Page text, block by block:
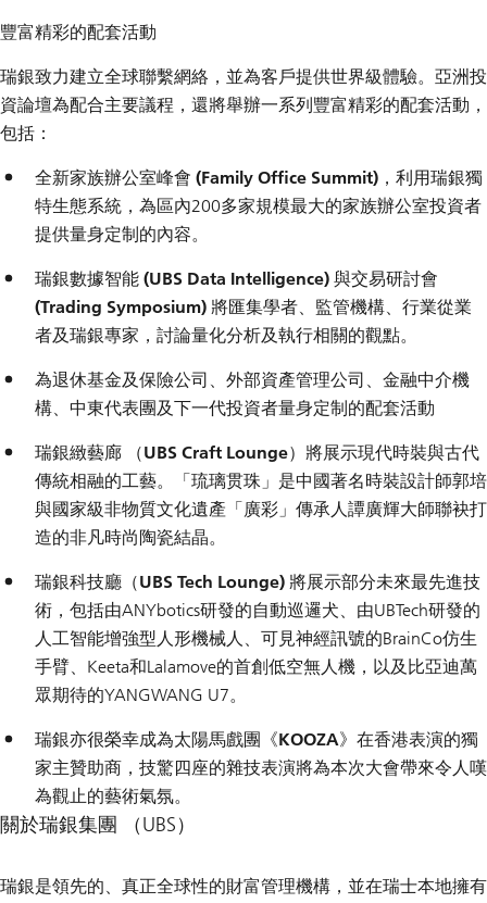
豐富精彩的配套活動
瑞銀致力建立全球聯繫網絡，並為客戶提供世界級體驗。亞洲投
資論壇為配合主要議程，還將舉辦一系列豐富精彩的配套活動，
包括：
全新家族辦公室峰會 (Family Office Summit) ，利用瑞銀獨
特生態系統，為區內200多家規模最大的家族辦公室投資者
提供量身定制的內容。
瑞銀數據智能 (UBS Data Intelligence) 與交易研討會
(Trading Symposium) 將匯集學者、監管機構、行業從業
者及瑞銀專家，討論量化分析及執行相關的觀點。
為退休基金及保險公司、外部資產管理公司、金融中介機
構、中東代表團及下一代投資者量身定制的配套活動
瑞銀緻藝廊 （UBS Craft Lounge） 將展示現代時裝與古代
傳統相融的工藝。「琉璃贯珠」是中國著名時裝設計師郭培
與國家級非物質文化遺產「廣彩」傳承人譚廣輝大師聯袂打
造的非凡時尚陶瓷結晶。
瑞銀科技廳（UBS Tech Lounge) 將展示部分未來最先進技
術，包括由ANYbotics研發的自動巡邏犬、由UBTech研發的
人工智能增強型人形機械人、可見神經訊號的BrainCo仿生
手臂、Keeta和Lalamove的首創低空無人機，以及比亞迪萬
眾期待的YANGWANG U7。
瑞銀亦很榮幸成為太陽馬戲團《KOOZA》 在香港表演的獨
家主贊助商，技驚四座的雜技表演將為本次大會帶來令人嘆
為觀止的藝術氣氛。
關於瑞銀集團 （UBS）
瑞銀是領先的、真正全球性的財富管理機構，並在瑞士本地擁有